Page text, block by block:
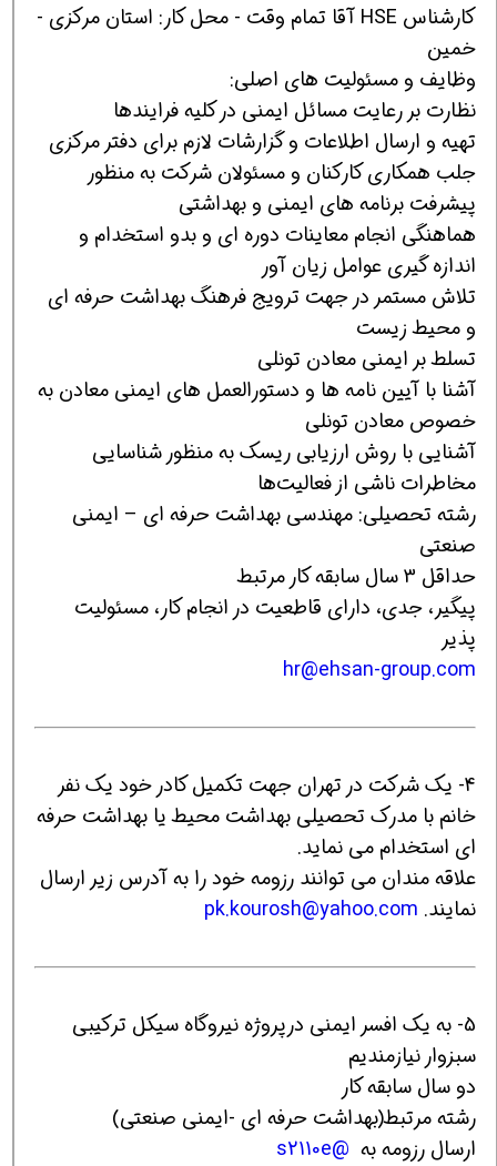
کارشناس HSE آقا تمام وقت - محل کار: استان مرکزی -
خمین
وظایف و مسئولیت های اصلی:
نظارت بر رعایت مسائل ایمنی در کلیه فرایندها
تهیه و ارسال اطلاعات و گزارشات لازم برای دفتر مرکزی
جلب همکاری کارکنان و مسئولان شرکت به منظور
پیشرفت برنامه های ایمنی و بهداشتی
هماهنگی انجام معاینات دوره ای و بدو استخدام و
اندازه گیری عوامل زیان آور
تلاش مستمر در جهت ترویج فرهنگ بهداشت حرفه ای
و محیط زیست
تسلط بر ایمنی معادن تونلی
آشنا با آیین نامه ها و دستورالعمل های ایمنی معادن به
خصوص معادن تونلی
آشنایی با روش ارزیابی ریسک به‌ منظور شناسایی
مخاطرات ناشی از فعالیت‌ها
رشته تحصیلی: مهندسی بهداشت حرفه ای – ایمنی
صنعتی
حداقل 3 سال سابقه کار مرتبط
پیگیر، جدی، دارای قاطعیت در انجام کار، مسئولیت
پذیر
hr@ehsan-group.com
4- یک شرکت در تهران جهت تکمیل کادر خود یک نفر
خانم با مدرک تحصیلی بهداشت محیط یا بهداشت حرفه
ای استخدام می نماید.
علاقه مندان می توانند رزومه خود را به آدرس زیر ارسال
نمایند. pk.kourosh@yahoo.com
5- به یک افسر ایمنی درپروژه نیروگاه سیکل ترکیبی
سبزوار نیازمندیم
دو سال سابقه کار
رشته مرتبط(بهداشت حرفه ای -ایمنی صنعتی)
ارسال رزومه به @s2110e